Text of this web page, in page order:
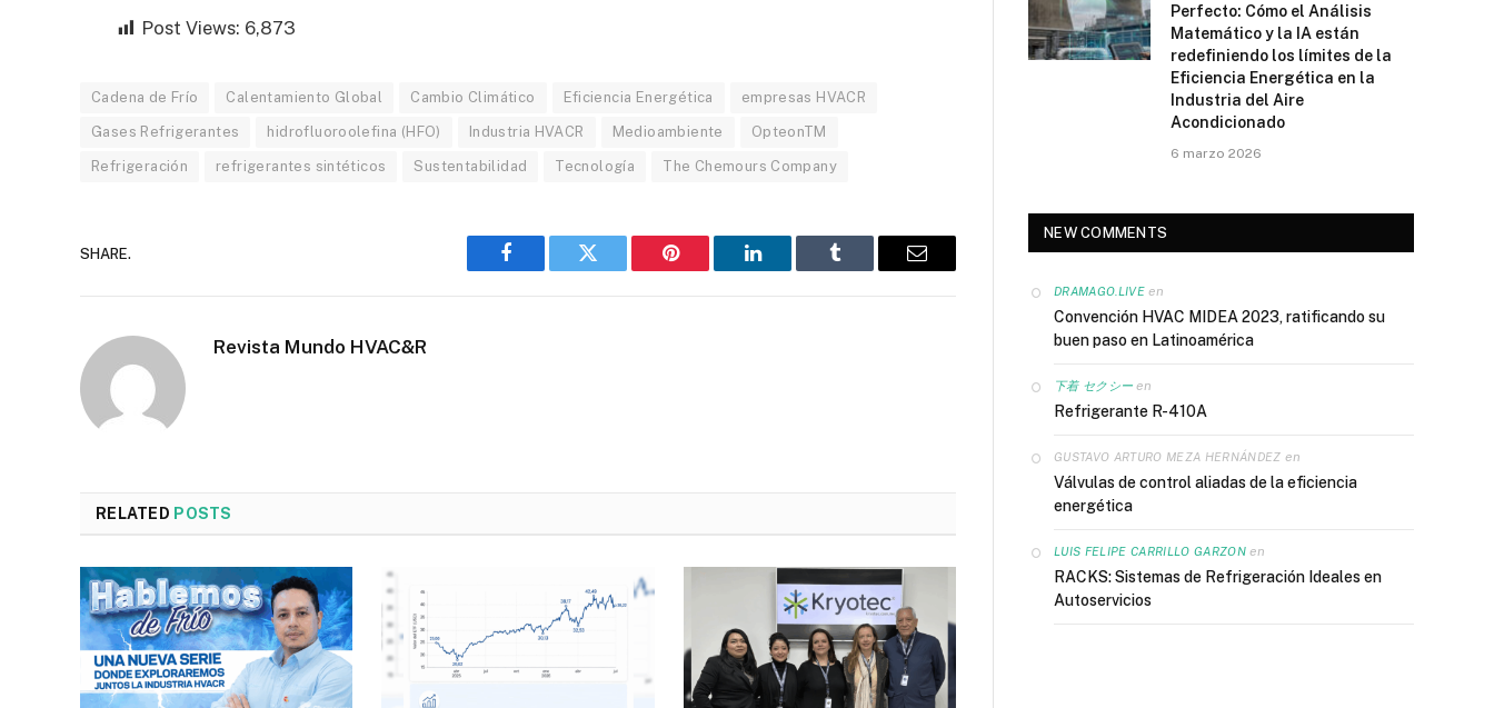
Post Views: 6,873
Cadena de Frío Calentamiento Global Cambio Climático Eficiencia Energética empresas HVACR
Gases Refrigerantes hidrofluoroolefina (HFO) Industria HVACR Medioambiente OpteonTM
Refrigeración refrigerantes sintéticos Sustentabilidad Tecnología The Chemours Company
SHARE.
Facebook Twitter Pinterest LinkedIn Tumblr Email
Revista Mundo HVAC&R
RELATED POSTS
Perfecto: Cómo el Análisis
Matemático y la IA están
redefiniendo los límites de la
Eficiencia Energética en la
Industria del Aire
Acondicionado
6 marzo 2026
NEW COMMENTS
DRAMAGO.LIVEen
Convención HVAC MIDEA 2023, ratificando su
buen paso en Latinoamérica
下着 セクシー en
Refrigerante R-410A
GUSTAVO ARTURO MEZA HERNÁNDEZ en
Válvulas de control aliadas de la eficiencia
energética
LUIS FELIPE CARRILLO GARZONen
RACKS: Sistemas de Refrigeración Ideales en
Autoservicios